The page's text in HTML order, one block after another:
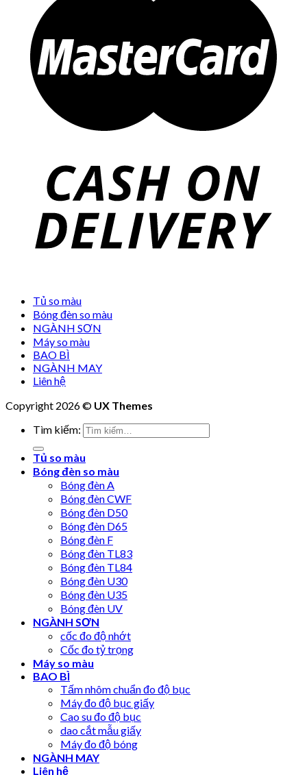
Tủ so màu
Bóng đèn so màu
NGÀNH SƠN
Máy so màu
BAO BÌ
NGÀNH MAY
Liên hệ
Copyright 2026 © UX Themes
Tìm kiếm:
Tủ so màu
Bóng đèn so màu
Bóng đèn A
Bóng đèn CWF
Bóng đèn D50
Bóng đèn D65
Bóng đèn F
Bóng đèn TL83
Bóng đèn TL84
Bóng đèn U30
Bóng đèn U35
Bóng đèn UV
NGÀNH SƠN
cốc đo độ nhớt
Cốc đo tỷ trọng
Máy so màu
BAO BÌ
Tấm nhôm chuẩn đo độ bục
Máy đo độ bục giấy
Cao su đo độ bục
dao cắt mẫu giấy
Máy đo độ bóng
NGÀNH MAY
Liên hệ